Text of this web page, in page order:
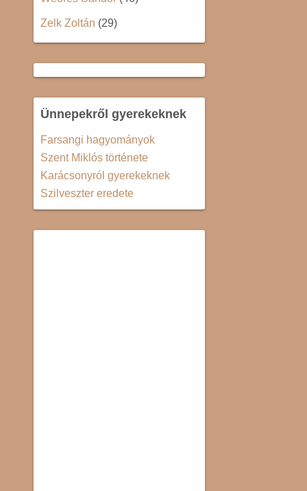
Zelk Zoltán (29)
Ünnepekről gyerekeknek
Farsangi hagyományok
Szent Miklós története
Karácsonyról gyerekeknek
Szilveszter eredete